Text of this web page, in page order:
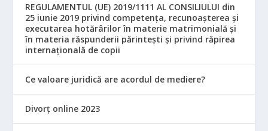
REGULAMENTUL (UE) 2019/1111 AL CONSILIULUI din
25 iunie 2019 privind competența, recunoașterea și
executarea hotărârilor în materie matrimonială și
în materia răspunderii părintești și privind răpirea
internațională de copii
Ce valoare juridică are acordul de mediere?
Divorț online 2023